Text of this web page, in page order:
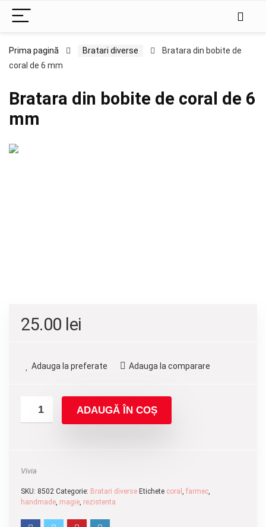
Prima pagină Bratari diverse
Bratara din bobite de
coral de 6 mm
Bratara din bobite de coral de 6
mm
25.00 lei
Adauga la preferate Adauga la comparare
ADAUGĂ ÎN COȘ
Vivia
SKU: 8502 Categorie: Bratari diverse Etichete coral , farmec,
handmade, magie, rezistenta